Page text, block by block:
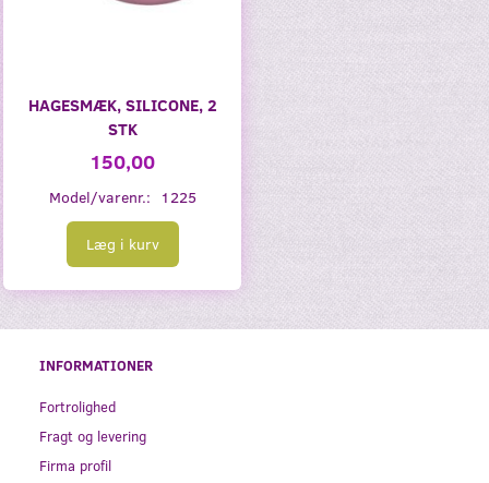
HAGESMÆK, SILICONE, 2
STK
150,00
Model/varenr.: 1225
Læg i kurv
INFORMATIONER
Fortrolighed
Fragt og levering
Firma profil